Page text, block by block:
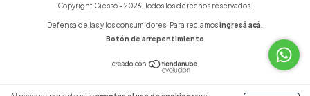
Copyright Giesso - 2026. Todos los derechos reservados.
Defensa de las y los consumidores. Para reclamosingresá acá.
Botón de arrepentimiento